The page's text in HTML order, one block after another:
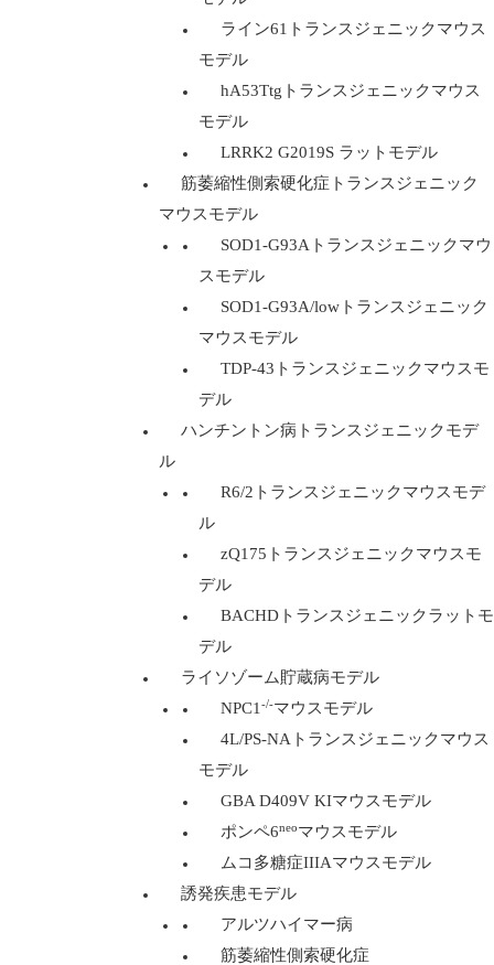
ライン61トランスジェニックマウス
モデル
hA53Ttgトランスジェニックマウス
モデル
LRRK2 G2019S ラットモデル
筋萎縮性側索硬化症トランスジェニック
マウスモデル
SOD1-G93Aトランスジェニックマウ
スモデル
SOD1-G93A/lowトランスジェニック
マウスモデル
TDP-43トランスジェニックマウスモ
デル
ハンチントン病トランスジェニックモデ
ル
R6/2トランスジェニックマウスモデ
ル
zQ175トランスジェニックマウスモ
デル
BACHDトランスジェニックラットモ
デル
ライソゾーム貯蔵病モデル
NPC1 -/-マウスモデル
4L/PS-NAトランスジェニックマウス
モデル
GBA D409V KIマウスモデル
ポンペ6neoマウスモデル
ムコ多糖症IIIAマウスモデル
誘発疾患モデル
アルツハイマー病
筋萎縮性側索硬化症